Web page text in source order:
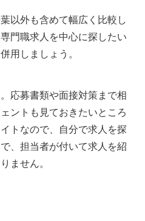
以外も含めて幅広く比較し
門職求人を中心に探したい
用しましょう。
応募書類や面接対策まで相
ントも見ておきたいところ
トなので、自分で求人を探
、担当者が付いて求人を紹
ません。